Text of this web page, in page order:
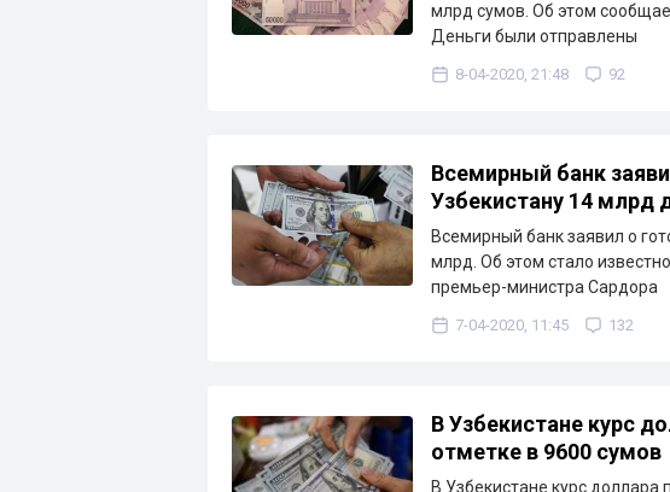
млрд сумов. Об этом
Деньги были отправлены
8-04-2020, 21:48 92
Всемирный банк
Узбекистану 14 млрд
Всемирный банк заявил о
млрд. Об этом стало
премьер-министра Сардора
7-04-2020, 11:45 132
В Узбекистане курс
отметке в 9600 сумов
В Узбекистане курс доллара